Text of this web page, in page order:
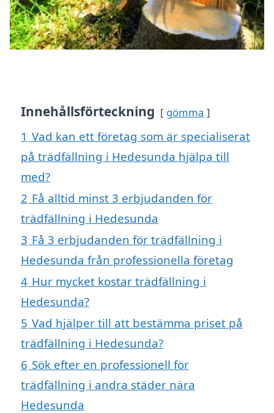
Innehållsförteckning gömma
1 Vad kan ett företag som är specialiserat
på trädfällning i Hedesunda hjälpa till
med?
2 Få alltid minst 3 erbjudanden för
trädfällning i Hedesunda
3 Få 3 erbjudanden för trädfällning i
Hedesunda från professionella företag
4 Hur mycket kostar trädfällning i
Hedesunda?
5 Vad hjälper till att bestämma priset på
trädfällning i Hedesunda?
6 Sök efter en professionell för
trädfällning i andra städer nära
Hedesunda